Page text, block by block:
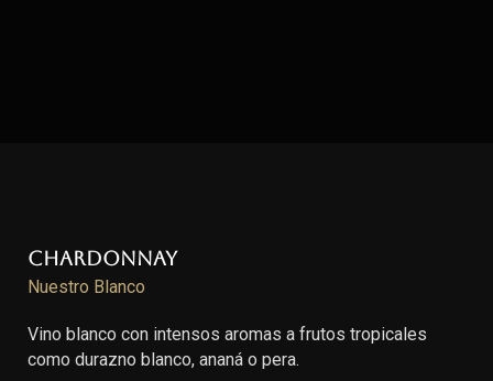
Chardonnay
Nuestro Blanco
Vino blanco con intensos aromas a frutos tropicales
como durazno blanco, ananá o pera.